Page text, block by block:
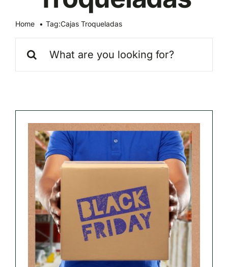
Home Tag:Cajas Troqueladas
for: